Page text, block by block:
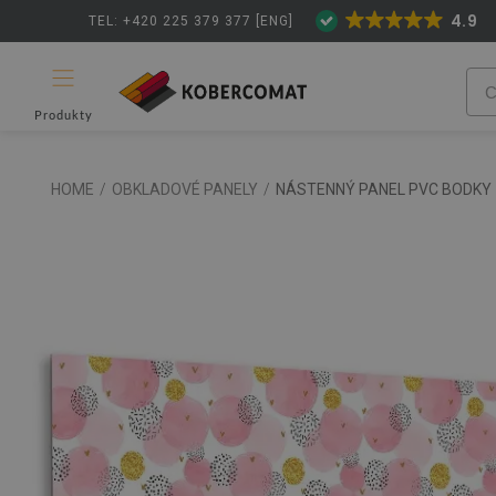
TEL: +420 225 379 377 [ENG] 4.9
Produkty
HOME / OBKLADOVÉ PANELY / NÁSTENNÝ PANEL PVC BODKY